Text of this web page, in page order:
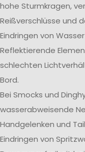
hohe Sturmkragen,
Reißverschlüsse und
Eindringen von
Reflektierende
schlechten
Bord.
Bei Smocks und
wasserabweisende
Handgelenken und
Eindringen von